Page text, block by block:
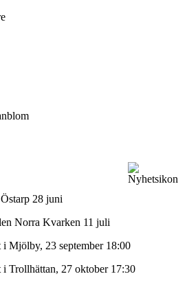
28 juni
Norra Kvarken 11 juli
Mjölby, 23 september 18:00
Trollhättan, 27 oktober 17:30